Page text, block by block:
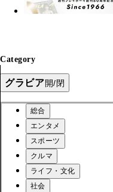
Category
グラビア開/閉
総合
エンタメ
スポーツ
クルマ
ライフ・文化
社会